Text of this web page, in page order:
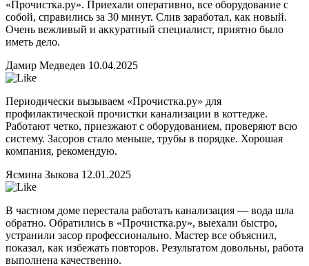
«Прочистка.ру». Приехали оперативно, все оборудование с
собой, справились за 30 минут. Слив заработал, как новый.
Очень вежливый и аккуратный специалист, приятно было
иметь дело.
Дамир Медведев 10.04.2025
Периодически вызываем «Прочистка.ру» для
профилактической прочистки канализации в коттедже.
Работают четко, приезжают с оборудованием, проверяют всю
систему. Засоров стало меньше, трубы в порядке. Хорошая
компания, рекомендую.
Ясмина Зыкова 12.01.2025
В частном доме перестала работать канализация — вода шла
обратно. Обратились в «Прочистка.ру», выехали быстро,
устранили засор профессионально. Мастер все объяснил,
показал, как избежать повторов. Результатом довольны, работа
выполнена качественно.